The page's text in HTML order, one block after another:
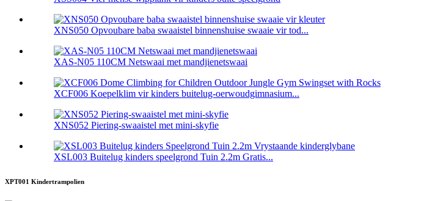
XNS050 Opvoubare baba swaaistel binnenshuise swaaie vir tod...
XAS-N05 110CM Netswaai met mandjienetswaai
XCF006 Koepelklim vir kinders buitelug-oerwoudgimnasium...
XNS052 Piering-swaaistel met mini-skyfie
XSL003 Buitelug kinders speelgrond Tuin 2.2m Gratis...
XPT001 Kindertrampolien